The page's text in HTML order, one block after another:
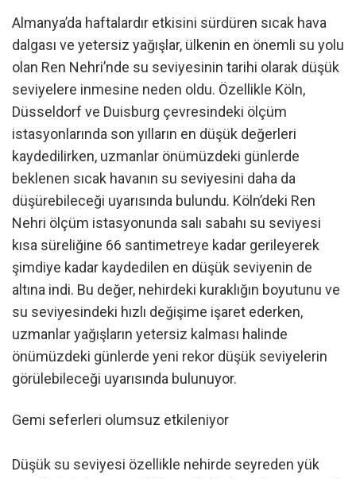
Almanya’da haftalardır etkisini sürdüren sıcak hava
dalgası ve yetersiz yağışlar, ülkenin en önemli su yolu
olan Ren Nehri’nde su seviyesinin tarihi olarak düşük
seviyelere inmesine neden oldu. Özellikle Köln,
Düsseldorf ve Duisburg çevresindeki ölçüm
istasyonlarında son yılların en düşük değerleri
kaydedilirken, uzmanlar önümüzdeki günlerde
beklenen sıcak havanın su seviyesini daha da
düşürebileceği uyarısında bulundu. Köln’deki Ren
Nehri ölçüm istasyonunda salı sabahı su seviyesi
kısa süreliğine 66 santimetreye kadar gerileyerek
şimdiye kadar kaydedilen en düşük seviyenin de
altına indi. Bu değer, nehirdeki kuraklığın boyutunu ve
su seviyesindeki hızlı değişime işaret ederken,
uzmanlar yağışların yetersiz kalması halinde
önümüzdeki günlerde yeni rekor düşük seviyelerin
görülebileceği uyarısında bulunuyor.
Gemi seferleri olumsuz etkileniyor
Düşük su seviyesi özellikle nehirde seyreden yük